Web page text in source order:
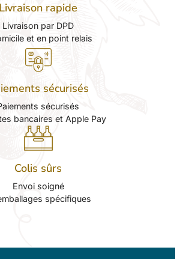
Livraison rapide
Livraison par DPD
et en point relais
sécurisés
sécurisés
bancaires et Apple Pay
Colis sûrs
Envoi soigné
spécifiques